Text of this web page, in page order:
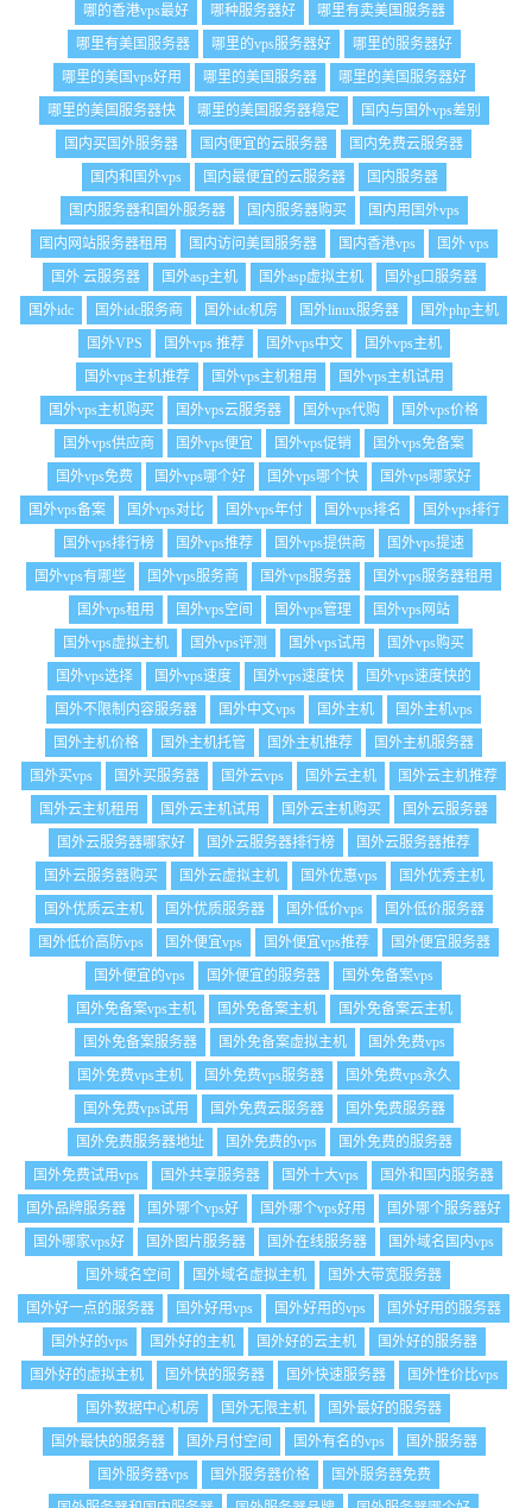
哪的香港vps最好
哪种服务器好
哪里有卖美国服务器
哪里有美国服务器
哪里的vps服务器好
哪里的服务器好
哪里的美国vps好用
哪里的美国服务器
哪里的美国服务器好
哪里的美国服务器快
哪里的美国服务器稳定
国内与国外vps差别
国内买国外服务器
国内便宜的云服务器
国内免费云服务器
国内和国外vps
国内最便宜的云服务器
国内服务器
国内服务器和国外服务器
国内服务器购买
国内用国外vps
国内网站服务器租用
国内访问美国服务器 国内香港vps
国外 vps
国外 云服务器
国外asp主机 国外asp虚拟主机
国外g口服务器
国外idc
国外idc服务商 国外idc机房 国外linux服务器
国外php主机
国外VPS
国外vps 推荐 国外vps中文
国外vps主机
国外vps主机推荐
国外vps主机租用
国外vps主机试用
国外vps主机购买
国外vps云服务器 国外vps代购
国外vps价格
国外vps供应商
国外vps便宜 国外vps促销
国外vps免备案
国外vps免费
国外vps哪个好 国外vps哪个快
国外vps哪家好
国外vps备案
国外vps对比 国外vps年付 国外vps排名
国外vps排行
国外vps排行榜
国外vps推荐 国外vps提供商
国外vps提速
国外vps有哪些
国外vps服务商 国外vps服务器
国外vps服务器租用
国外vps租用
国外vps空间 国外vps管理
国外vps网站
国外vps虚拟主机
国外vps评测 国外vps试用
国外vps购买
国外vps选择
国外vps速度 国外vps速度快
国外vps速度快的
国外不限制内容服务器
国外中文vps 国外主机
国外主机vps
国外主机价格
国外主机托管 国外主机推荐
国外主机服务器
国外买vps
国外买服务器 国外云vps 国外云主机
国外云主机推荐
国外云主机租用
国外云主机试用 国外云主机购买
国外云服务器
国外云服务器哪家好
国外云服务器排行榜
国外云服务器推荐
国外云服务器购买
国外云虚拟主机 国外优惠vps
国外优秀主机
国外优质云主机
国外优质服务器 国外低价vps
国外低价服务器
国外低价高防vps
国外便宜vps 国外便宜vps推荐
国外便宜服务器
国外便宜的vps
国外便宜的服务器
国外免备案vps
国外免备案vps主机
国外免备案主机
国外免备案云主机
国外免备案服务器
国外免备案虚拟主机
国外免费vps
国外免费vps主机
国外免费vps服务器
国外免费vps永久
国外免费vps试用
国外免费云服务器
国外免费服务器
国外免费服务器地址
国外免费的vps
国外免费的服务器
国外免费试用vps
国外共享服务器 国外十大vps
国外和国内服务器
国外品牌服务器
国外哪个vps好 国外哪个vps好用
国外哪个服务器好
国外哪家vps好
国外图片服务器 国外在线服务器
国外域名国内vps
国外域名空间
国外域名虚拟主机
国外大带宽服务器
国外好一点的服务器
国外好用vps 国外好用的vps
国外好用的服务器
国外好的vps
国外好的主机 国外好的云主机
国外好的服务器
国外好的虚拟主机
国外快的服务器 国外快速服务器
国外性价比vps
国外数据中心机房
国外无限主机
国外最好的服务器
国外最快的服务器
国外月付空间 国外有名的vps
国外服务器
国外服务器vps
国外服务器价格
国外服务器免费